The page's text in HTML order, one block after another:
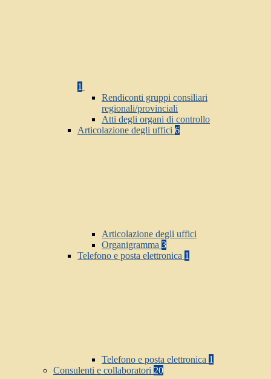
1
Rendiconti gruppi consiliari
regionali/provinciali
Atti degli organi di controllo
Articolazione degli uffici 6
Articolazione degli uffici
Organigramma 3
Telefono e posta elettronica 1
Telefono e posta elettronica 1
Consulenti e collaboratori 20